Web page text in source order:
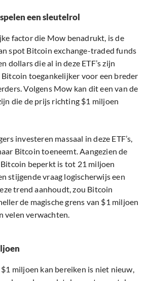
een sleutelrol
factor die Mow benadrukt, is de
spot Bitcoin exchange-traded funds
dollars die al in deze ETF’s zijn
toegankelijker voor een breder
Volgens Mow kan dit een van de
die de prijs richting $1 miljoen
investeren massaal in deze ETF’s,
Bitcoin toeneemt. Aangezien de
beperkt is tot 21 miljoen
stijgende vraag logischerwijs een
trend aanhoudt, zou Bitcoin
de magische grens van $1 miljoen
velen verwachten.
miljoen kan bereiken is niet nieuw,